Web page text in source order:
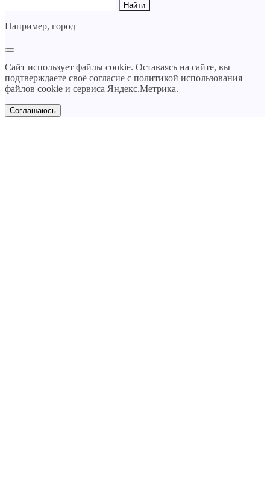
Например, город
Сайт использует файлы cookie. Оставаясь на сайте, вы
подтверждаете своё согласие с политикой использования
файлов cookie и сервиса Яндекс.Метрика.
Соглашаюсь